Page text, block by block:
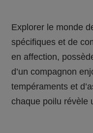
Explorer le monde
spécifiques et de
en affection,
d’un compagnon
tempéraments et
chaque poilu révèle